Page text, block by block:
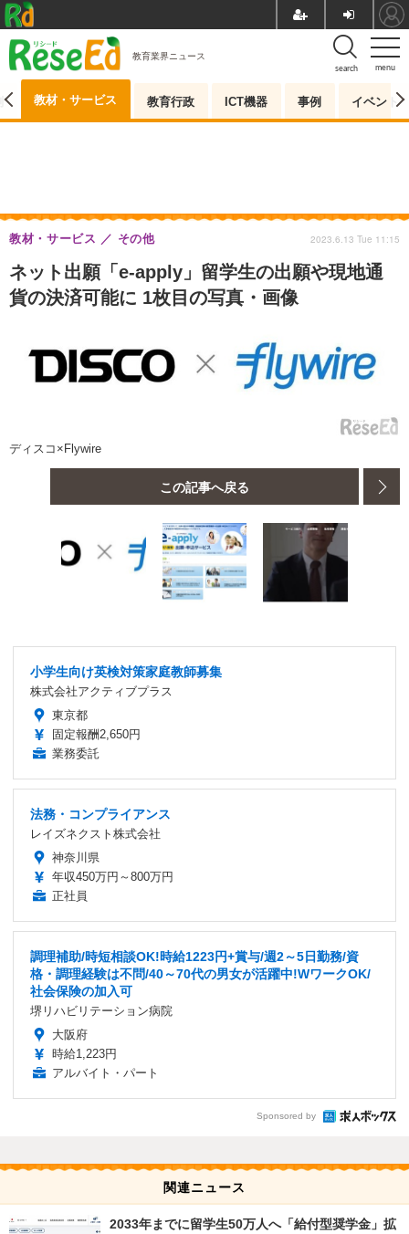
menu
search
教育業界ニュース
教材・サービス 教育行政 ICT機器 事例 イベント
ネット出願「e-apply」留学生の出願や現地通
貨の決済可能に 1枚目の写真・画像
教材・サービス その他 2023.6.13 Tue 11:15
ディスコ×Flywire
この記事へ戻る
小学生向け英検対策家庭教師募集
株式会社アクティブプラス
東京都
固定報酬2,650円
業務委託
法務・コンプライアンス
レイズネクスト株式会社
神奈川県
年収450万円～800万円
正社員
調理補助/時短相談OK!時給1223円+賞与/週2～5日勤務/資
格・調理経験は不問/40～70代の男女が活躍中!WワークOK/
社会保険の加入可
堺リハビリテーション病院
大阪府
時給1,223円
アルバイト・パート
Sponsored by
関連ニュース
2033年までに留学生50万人へ「給付型奨学金」拡